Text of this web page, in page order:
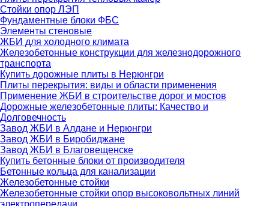
Стойки опор ЛЭП
Фундаментные блоки ФБС
Элементы стеновые
ЖБИ для холодного климата
Железобетонные конструкции для железнодорожного
транспорта
Купить дорожные плиты в Нерюнгри
Плиты перекрытия: виды и области применения
Применение ЖБИ в строительстве дорог и мостов
Дорожные железобетонные плиты: Качество и
Долговечность
Завод ЖБИ в Алдане и Нерюнгри
Завод ЖБИ в Биробиджане
Завод ЖБИ в Благовещенске
Купить бетонные блоки от производителя
Бетонные кольца для канализации
Железобетонные стойки
Железобетонные стойки опор высоковольтных линий
электропередачи